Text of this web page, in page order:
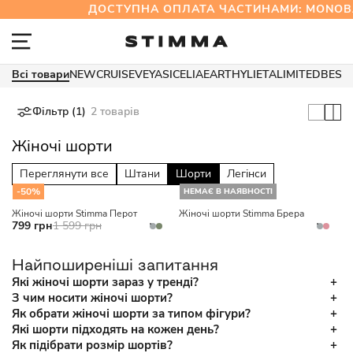
ДОСТУПНА ОПЛАТА ЧАСТИНАМИ:
Всі товариNEWCRUISEVEYASICELIAEARTHYLIETALIMITED
Фільтр (1) 2 товарів
Жіночі шорти
Переглянути все Штани Шорти Легінси
-50%
Жіночі шорти Stimma Перот
799 грн1 599 грн
НЕМАЄ В НАЯВНОСТІ
Жіночі шорти Stimma Брера
Найпоширеніші запитання
Які жіночі шорти зараз у тренді?
З чим носити жіночі шорти?
Як обрати жіночі шорти за типом фігури?
Які шорти підходять на кожен день?
Як підібрати розмір шортів?